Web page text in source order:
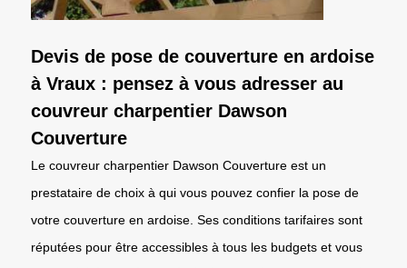
Devis de pose de couverture en ardoise
à Vraux : pensez à vous adresser au
couvreur charpentier Dawson
Couverture
Le couvreur charpentier Dawson Couverture est un
prestataire de choix à qui vous pouvez confier la pose de
votre couverture en ardoise. Ses conditions tarifaires sont
réputées pour être accessibles à tous les budgets et vous